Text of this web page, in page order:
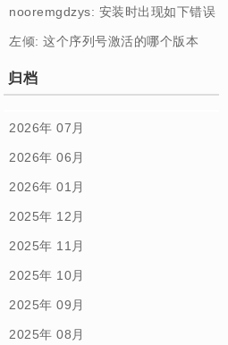
nooremgdzys: 安装时出现如下错误
左倾: 这个序列号激活的哪个版本
归档
2026年 07月
2026年 06月
2026年 01月
2025年 12月
2025年 11月
2025年 10月
2025年 09月
2025年 08月